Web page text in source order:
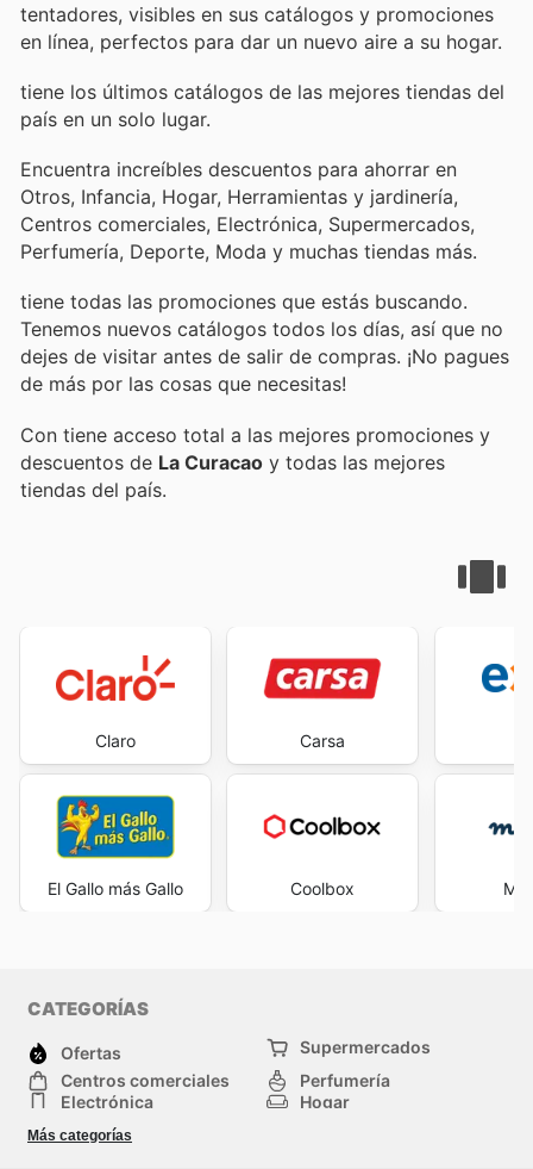
tentadores, visibles en sus catálogos y promociones
en línea, perfectos para dar un nuevo aire a su hogar.
tiene los últimos catálogos de las mejores tiendas del
país en un solo lugar.
Encuentra increíbles descuentos para ahorrar en
Otros, Infancia, Hogar, Herramientas y jardinería,
Centros comerciales, Electrónica, Supermercados,
Perfumería, Deporte, Moda y muchas tiendas más.
tiene todas las promociones que estás buscando.
Tenemos nuevos catálogos todos los días, así que no
dejes de visitar antes de salir de compras. ¡No pagues
de más por las cosas que necesitas!
Con tiene acceso total a las mejores promociones y
descuentos de La Curacao y todas las mejores
tiendas del país.
Claro
El Gallo más Gallo
Carsa
Coolbox
CATEGORÍAS
Ofertas
Supermercados
Centros comerciales
Perfumería
Electrónica
Hogar
Herramientas y jardinería
Moda
Más categorías